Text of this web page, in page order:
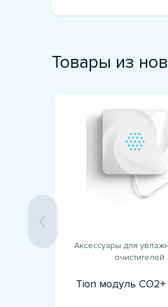
Товары из
Аксессуары для
очистителей
Tion модуль CO2+